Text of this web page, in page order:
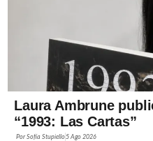
Laura Ambrune
“1993: Las Cartas”
PorSofía Stupiello 5 Ago 2026